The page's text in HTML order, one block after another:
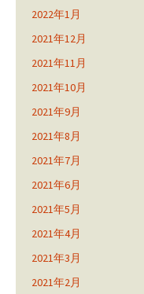
2022年1月
2021年12月
2021年11月
2021年10月
2021年9月
2021年8月
2021年7月
2021年6月
2021年5月
2021年4月
2021年3月
2021年2月